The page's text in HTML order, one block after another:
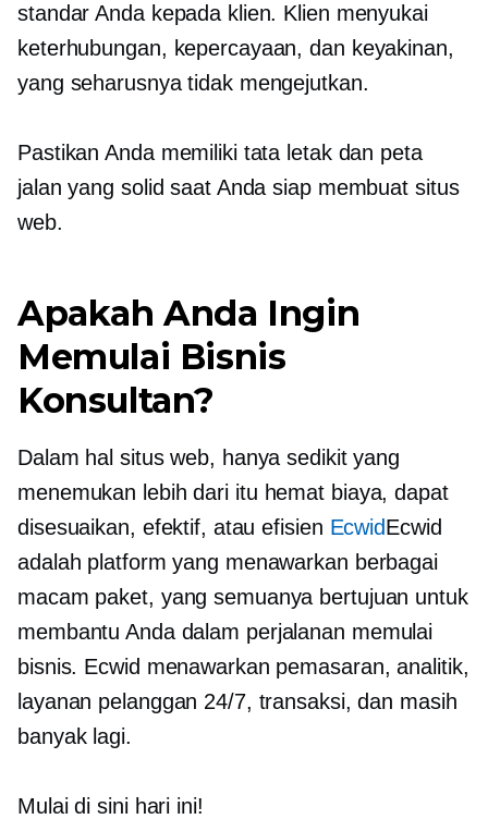
standar Anda kepada klien. Klien menyukai
keterhubungan, kepercayaan, dan keyakinan,
yang seharusnya tidak mengejutkan.
Pastikan Anda memiliki tata letak dan peta
jalan yang solid saat Anda siap membuat situs
web.
Apakah Anda Ingin
Memulai Bisnis
Konsultan?
Dalam hal situs web, hanya sedikit yang
menemukan lebih dari itu hemat biaya, dapat
disesuaikan, efektif, atau efisien EcwidEcwid
adalah platform yang menawarkan berbagai
macam paket, yang semuanya bertujuan untuk
membantu Anda dalam perjalanan memulai
bisnis. Ecwid menawarkan pemasaran, analitik,
layanan pelanggan 24/7, transaksi, dan masih
banyak lagi.
Mulai di sini hari ini!